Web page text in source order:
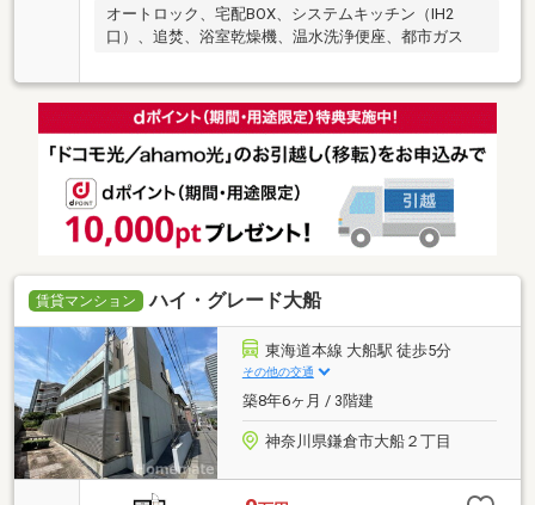
オートロック、宅配BOX、システムキッチン（IH2
口）、追焚、浴室乾燥機、温水洗浄便座、都市ガス
賃貸マンション ハイ・グレード大船
東海道本線 大船駅 徒歩5分
その他の交通
築8年6ヶ月 / 3階建
神奈川県鎌倉市大船２丁目